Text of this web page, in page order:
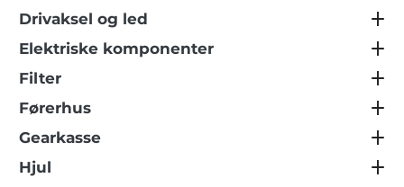
Drivaksel og led
Elektriske komponenter
Filter
Førerhus
Gearkasse
Hjul